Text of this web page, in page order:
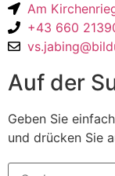
Am
+43 660
Auf der
Geben Sie
und drücken Sie